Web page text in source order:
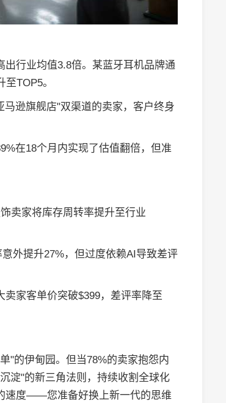
行业均值3.8倍。某蓝牙耳机品牌通
TOP5。
逊旗舰店"双渠道的卖家，客户终身
在18个月内实现了估值翻倍，但准
卖家将库存周转率提升至行业
外提升27%，但过度依赖AI导致差评
家客单价突破$399，差评率降至
"的伊甸园。但当78%的卖家抱怨内
淀"的新三角法则，持续收割全球化
速度——您准备好换上新一代的思维